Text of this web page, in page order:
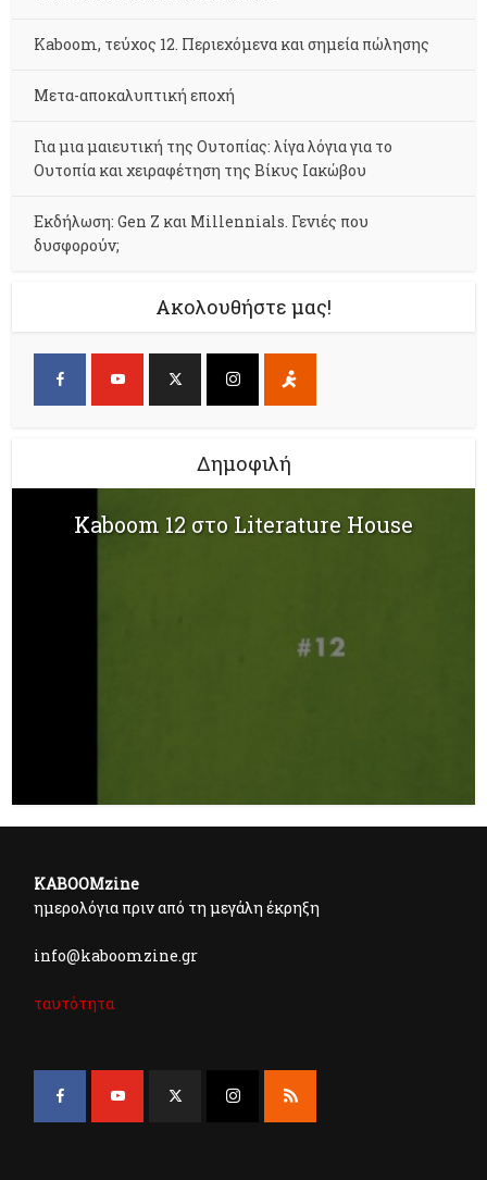
Kaboom, τεύχος 12. Περιεχόμενα και σημεία πώλησης
Μετα-αποκαλυπτική εποχή
Για μια μαιευτική της Ουτοπίας: λίγα λόγια για το
Ουτοπία και χειραφέτηση της Βίκυς Ιακώβου
Εκδήλωση: Gen Z και Millennials. Γενιές που
δυσφορούν;
Ακολουθήστε μας!
Δημοφιλή
Kaboom 12 στο Literature House
KABOOMzine
ημερολόγια πριν από τη μεγάλη έκρηξη
info@kaboomzine.gr
ταυτότητα